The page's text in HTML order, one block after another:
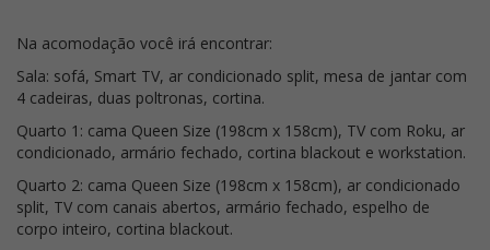
Na acomodação você irá encontrar:
Sala: sofá, Smart TV, ar condicionado split, mesa de jantar com
4 cadeiras, duas poltronas, cortina.
Quarto 1: cama Queen Size (198cm x 158cm), TV com Roku, ar
condicionado, armário fechado, cortina blackout e workstation.
Quarto 2: cama Queen Size (198cm x 158cm), ar condicionado
split, TV com canais abertos, armário fechado, espelho de
corpo inteiro, cortina blackout.